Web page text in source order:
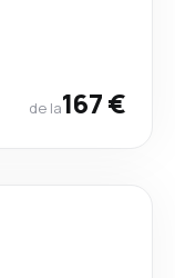
de la167 €